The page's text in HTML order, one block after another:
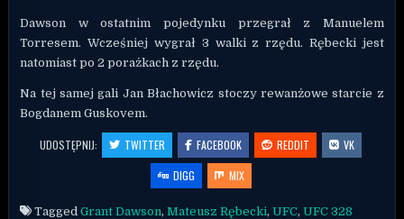
Dawson w ostatnim pojedynku przegrał z Manuelem
Torresem. Wcześniej wygrał 3 walki z rzędu. Rębecki jest
natomiast po 2 porażkach z rzędu.
Na tej samej gali Jan Błachowicz stoczy rewanżowe starcie z
Bogdanem Guskovem.
UDOSTĘPNIJ: TWITTER FACEBOOK REDDIT
VK
DIGG
MIX
TaggedGrant Dawson,Mateusz Rębecki,UFC,UFC 328